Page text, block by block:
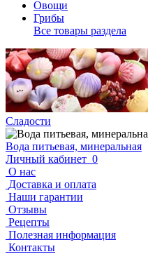
Овощи
Грибы
Все товары раздела
Сладости
Вода питьевая, минеральная
Личный кабинет 0
О нас
Доставка и оплата
Наши гарантии
Отзывы
Рецепты
Полезная информация
Контакты